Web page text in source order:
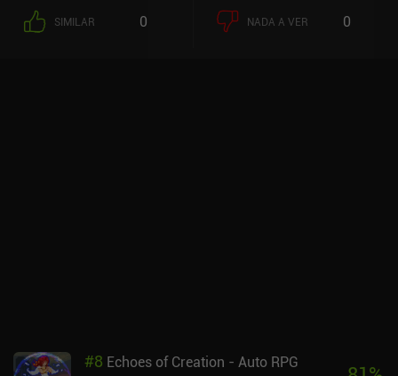
SIMILAR 0 NADA A VER 0
#8 Echoes of Creation - Auto RPG